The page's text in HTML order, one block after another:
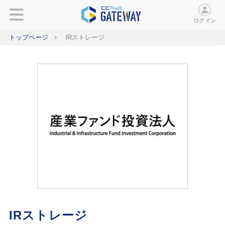
ログイン
トップページ IRストレージ
IRストレージ